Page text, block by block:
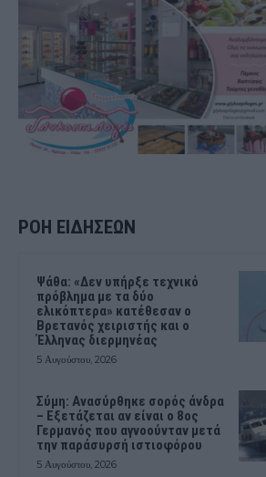
ΡΟΗ ΕΙΔΗΣΕΩΝ
Ψάθα: «Δεν υπήρξε τεχνικό
πρόβλημα με τα δύο
ελικόπτερα» κατέθεσαν ο
Βρετανός χειριστής και ο
Έλληνας διερμηνέας
5 Αυγούστου, 2026
Σύμη: Ανασύρθηκε σορός άνδρα
– Εξετάζεται αν είναι ο 8ος
Γερμανός που αγνοούνταν μετά
την παράσυρσή ιστιοφόρου
5 Αυγούστου, 2026